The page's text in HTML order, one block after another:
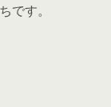
です。